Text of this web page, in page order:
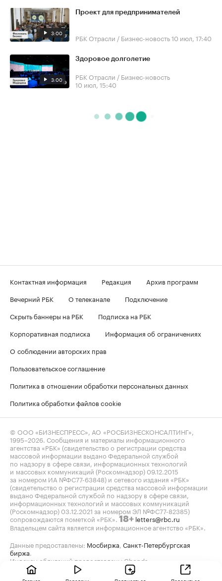
3:00
Проект для предпринимателей
РБК Отрасли / Бизнес-новость10 июл, 17:40
3:00
Здоровое долголетие
РБК Отрасли / Бизнес-новость
10 июл, 15:40
Контактная информация Редакция
Архив программ
Вечерний РБК
О телеканале
Подключение
Скрыть баннеры на РБК
Подписка на РБК
Корпоративная подписка
Информация об ограничениях
О соблюдении авторских прав
Пользовательское соглашение
Политика в отношении обработки персональных данных
Политика обработки файлов cookie
© ООО «БИЗНЕСПРЕСС», АО «РОСБИЗНЕСКОНСАЛТИНГ»,
1995–2026 . Сообщения и материалы информационного
агентства «РБК» (свидетельство о регистрации средства
массовой информации выдано Федеральной службой
по надзору в сфере связи, информационных технологий
и массовых коммуникаций (Роскомнадзор) 09.12.2015
за номером ИА №ФС77-63848) и сетевого издания «РБК»
(свидетельство о регистрации средства массовой информации
выдано Федеральной службой по надзору в сфере связи,
информационных технологий и массовых коммуникаций
(Роскомнадзор) 03.12.2021 за номером ЭЛ №ФС77-82385)
сопровождаются пометкой «РБК». 18+ letters@rbc.ru
Владельцем сайта является информационное агентство «РБК».
Данные предоставлены: Мосбиржа Санкт-Петербургская
биржа
Индексы облигаций предоставлены Cbonds.